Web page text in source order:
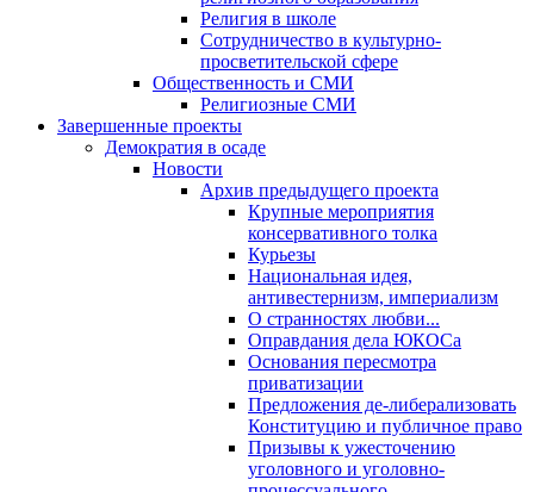
Религия в школе
Сотрудничество в культурно-
просветительской сфере
Общественность и СМИ
Религиозные СМИ
Завершенные проекты
Демократия в осаде
Новости
Архив предыдущего проекта
Крупные мероприятия
консервативного толка
Курьезы
Национальная идея,
антивестернизм, империализм
О странностях любви...
Оправдания дела ЮКОСа
Основания пересмотра
приватизации
Предложения де-либерализовать
Конституцию и публичное право
Призывы к ужесточению
уголовного и уголовно-